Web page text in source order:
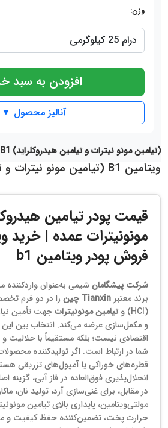
وزن:
افزودن به سبد
آنالیز محصول ▼
ویتامین B1 (تیامین مونو نیترات و تیامین هیدروکلراید)
ویتامین B1 (تیامین مونو نیترات و تیامین هیدروکلراید)
قیمت پودر تیامین
فروش پودر ویتامین b1
شرکت پیشگامان شیمی به‌عنوان واردکننده
برند معتبر Tianxin چین را در دو فرم
(HCl) و
تیامین مونونیتراتجهت تأمین
و مکمل‌سازی عرضه می‌کند. انتخاب بین
اقتصادی نیست؛ بلکه مستقیماً با حلالیت
شما در ارتباط است. اگر تولیدکننده
انحلال‌پذیری فوق‌العاده در فاز آبی،
در مقابل، برای غنی‌سازی آرد، تولید نان،
مولتی‌ویتامین، پایداری بالای تیامین
حرارت پخت، تضمین‌کننده حفظ کیفیت و